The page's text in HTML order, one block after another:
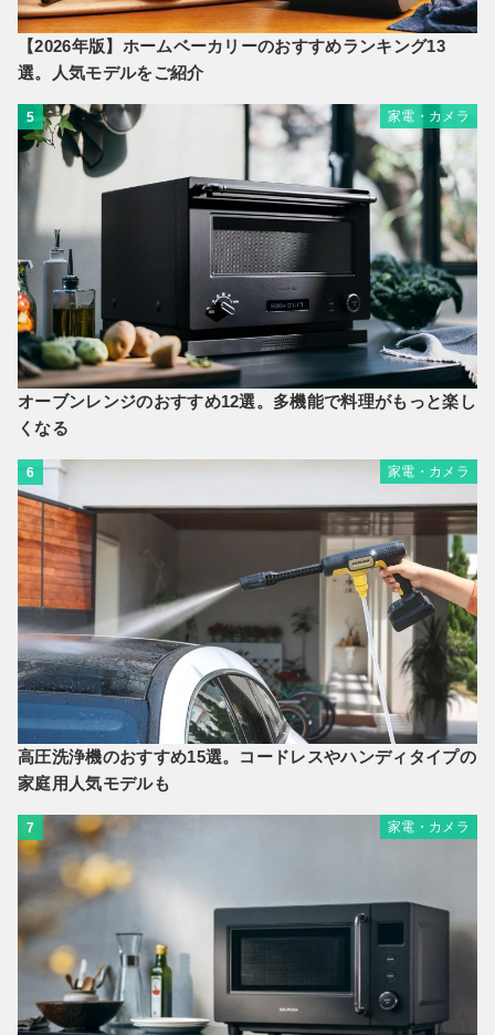
【2026年版】ホームベーカリーのおすすめランキング13
選。人気モデルをご紹介
5 家電・カメラ
オーブンレンジのおすすめ12選。多機能で料理がもっと楽し
くなる
6 家電・カメラ
高圧洗浄機のおすすめ15選。コードレスやハンディタイプの
家庭用人気モデルも
7 家電・カメラ